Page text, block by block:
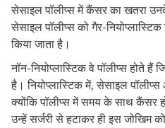
सेसाइल पॉलीप्स में कैंसर का खतरा
सेसाइल पॉलीप्स को गैर-
किया जाता है।
नॉन-नियोप्लास्टिक वे पॉलीप्स होते हैं
है। नियोप्लास्टिक में, सेसाइल
क्योंकि पॉलीप्स में समय के साथ कैंसर
उन्हें सर्जरी से हटाकर ही इस जोखिम